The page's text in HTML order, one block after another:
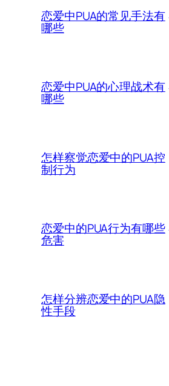
恋爱中PUA的常见手法有
哪些
恋爱中PUA的心理战术有
哪些
怎样察觉恋爱中的PUA控
制行为
恋爱中的PUA行为有哪些
危害
怎样分辨恋爱中的PUA隐
性手段